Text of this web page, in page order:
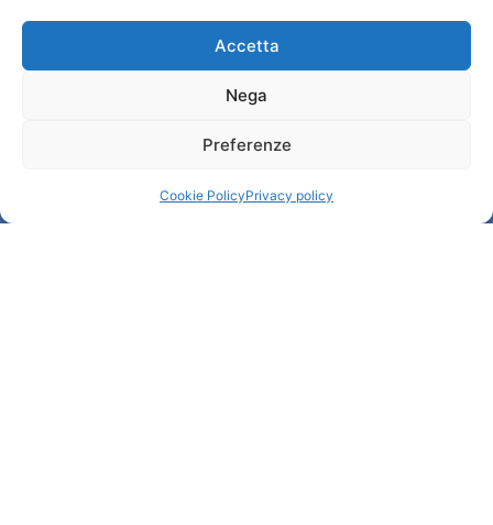
Accetta
Nega
Preferenze
Cookie PolicyPrivacy policy
Amministrazione trasparente